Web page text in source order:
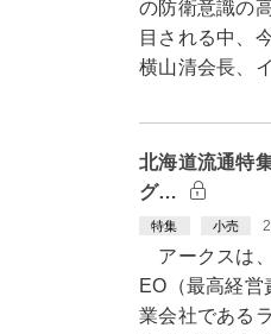
の防衛意識の
目される中、
横山清会長、
北海道流通特
グ…
特集 小売
アークスは
EO（最高経
業会社である